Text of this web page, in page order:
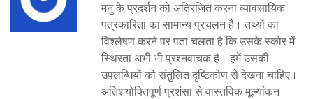
मनु के प्रदर्शन को अतिरंजित करना व्यावसायिक
पत्रकारिता का सामान्य प्रचलन है। तथ्यों का
विश्लेषण करने पर पता चलता है कि उसके स्कोर में
स्थिरता अभी भी प्रश्नवाचक है। हमें उसकी
उपलब्धियों को संतुलित दृष्टिकोण से देखना चाहिए।
अतिशयोक्तिपूर्ण प्रशंसा से वास्तविक मूल्यांकन